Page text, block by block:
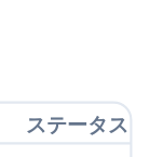
ステータス